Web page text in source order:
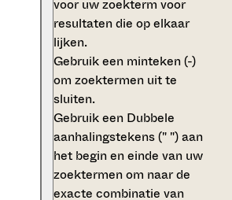
voor uw zoekterm voor
resultaten die op elkaar
lijken.
Gebruik een minteken (-)
om zoektermen uit te
sluiten.
Gebruik een Dubbele
aanhalingstekens (" ")aan
het begin en einde van uw
zoektermen om naar de
exacte combinatie van